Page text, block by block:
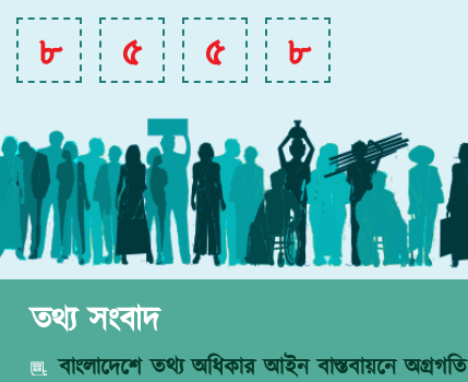
৮ ৫ ৫ ৮
তথ্য সংবাদ
বাংলাদেশে তথ্য অধিকার আইন বাস্তবায়নে অগ্রগতি